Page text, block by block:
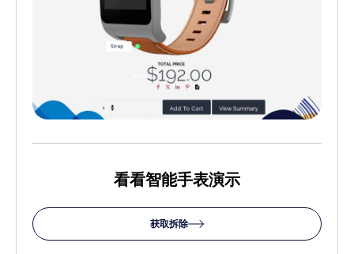
看看智能手表演示
获取拆除